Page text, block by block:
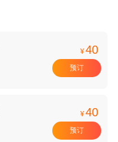
¥40
预订
¥40
预订